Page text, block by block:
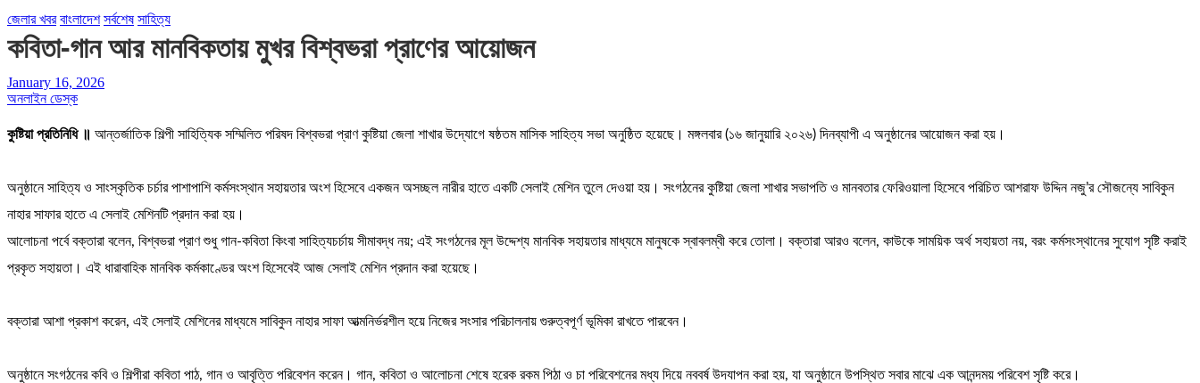
জেলার খবর বাংলাদেশ সর্বশেষ সাহিত্য
কবিতা-গান আর মানবিকতায় মুখর বিশ্বভরা প্রাণের আয়োজন
January 16, 2026
অনলাইন ডেস্ক
কুষ্টিয়া প্রতিনিধি ॥ আন্তর্জাতিক শিল্পী সাহিত্যিক সম্মিলিত পরিষদ বিশ্বভরা প্রাণ কুষ্টিয়া জেলা শাখার উদ্যোগে ষষ্ঠতম মাসিক সাহিত্য সভা অনুষ্ঠিত হয়েছে। মঙ্গলবার (১৬ জানুয়ারি ২০২৬) দিনব্যাপী এ অনুষ্ঠানের আয়োজন করা হয়।
অনুষ্ঠানে সাহিত্য ও সাংস্কৃতিক চর্চার পাশাপাশি কর্মসংস্থান সহায়তার অংশ হিসেবে একজন অসচ্ছল নারীর হাতে একটি সেলাই মেশিন তুলে দেওয়া হয়। সংগঠনের কুষ্টিয়া জেলা শাখার সভাপতি ও মানবতার ফেরিওয়ালা হিসেবে পরিচিত আশরাফ উদ্দিন নজু’র সৌজন্যে সাবিকুন
নাহার সাফার হাতে এ সেলাই মেশিনটি প্রদান করা হয়।
আলোচনা পর্বে বক্তারা বলেন, বিশ্বভরা প্রাণ শুধু গান-কবিতা কিংবা সাহিত্যচর্চায় সীমাবদ্ধ নয়; এই সংগঠনের মূল উদ্দেশ্য মানবিক সহায়তার মাধ্যমে মানুষকে স্বাবলম্বী করে তোলা। বক্তারা আরও বলেন, কাউকে সাময়িক অর্থ সহায়তা নয়, বরং কর্মসংস্থানের সুযোগ সৃষ্টি করাই
প্রকৃত সহায়তা। এই ধারাবাহিক মানবিক কর্মকাণ্ডের অংশ হিসেবেই আজ সেলাই মেশিন প্রদান করা হয়েছে।
বক্তারা আশা প্রকাশ করেন, এই সেলাই মেশিনের মাধ্যমে সাবিকুন নাহার সাফা আত্মনির্ভরশীল হয়ে নিজের সংসার পরিচালনায় গুরুত্বপূর্ণ ভূমিকা রাখতে পারবেন।
অনুষ্ঠানে সংগঠনের কবি ও শিল্পীরা কবিতা পাঠ, গান ও আবৃত্তি পরিবেশন করেন। গান, কবিতা ও আলোচনা শেষে হরেক রকম পিঠা ও চা পরিবেশনের মধ্য দিয়ে নববর্ষ উদযাপন করা হয়, যা অনুষ্ঠানে উপস্থিত সবার মাঝে এক আনন্দময় পরিবেশ সৃষ্টি করে।